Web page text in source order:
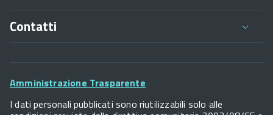
Contatti
Palazzo Vecchio
P.IVA 01307110484
Footer
Amministrazione Trasparente
I dati personali pubblicati sono riutilizzabili solo alle